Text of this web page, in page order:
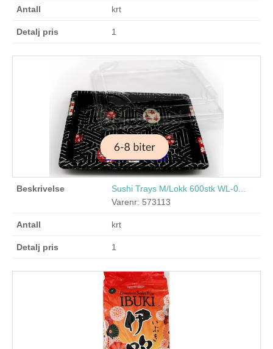
krt
1
Sushi Trays M/Lokk 600stk WL-0...
Varenr: 573113
krt
1